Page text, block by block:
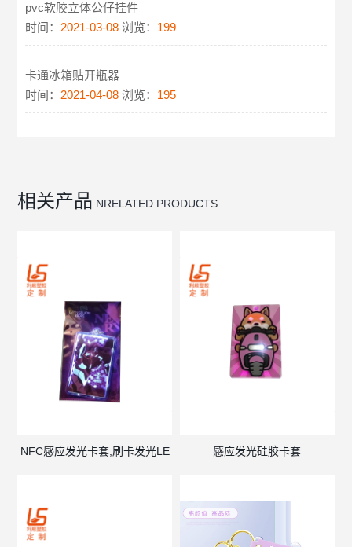
pvc软胶立体公仔挂件
时间： 2021-03-08 浏览： 199
卡通冰箱贴开瓶器
时间： 2021-04-08 浏览： 195
相关产品 NRELATED PRODUCTS
NFC感应发光卡套,刷卡发光LE 感应发光硅胶卡套